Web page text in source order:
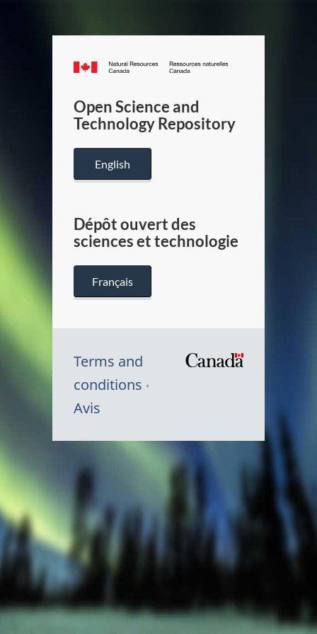
Canada.ca
/
Canada
Open Science and
Technology Repository
English
Dépôt ouvert des
sciences et technologie
Français
Terms and
conditions
Avis
Canada